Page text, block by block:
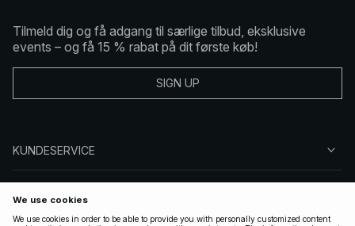
Tilmeld dig og få adgang til særlige tilbud, eksklusive
events – og få 15 % rabat på dit første køb!
SIGN UP
KUNDESERVICE